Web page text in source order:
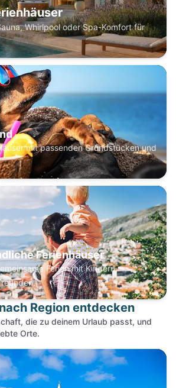
Whirlpool oder Spa-Komfort für
mit passenden Grundstücken und
Ferienhäuser
Ferien mit Kindern,
Region entdecken
die zu deinem Urlaub passt, und
Orte.